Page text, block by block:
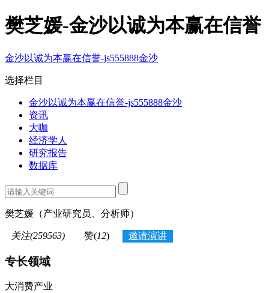
樊芝媛-金沙以诚为本赢在信誉
金沙以诚为本赢在信誉-js555888金沙
选择栏目
金沙以诚为本赢在信誉-js555888金沙
资讯
大咖
经济学人
研究报告
数据库
樊芝媛 （产业研究员、分析师）
关注(259563) 赞(12) 邀请演讲
专长领域
大消费产业